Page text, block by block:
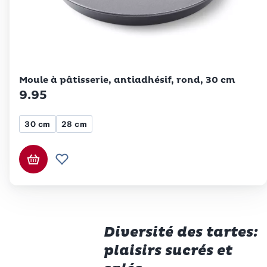
Moule à pâtisserie, antiadhésif, rond, 30 cm
9.95
30 cm 28 cm
Ajouter au panier
Ajouter à la liste de souhaits.
Diversité des tartes:
plaisirs sucrés et